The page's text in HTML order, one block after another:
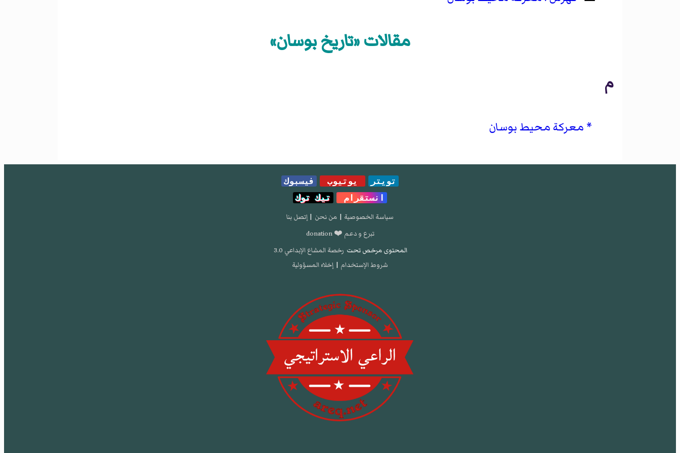
مقالات «تاريخ بوسان»
م
معركة محيط بوسان
تويتر يوتيوب
فيسبوك
انستقرام
تيك توك
سياسة الخصوصية | من نحن | إتصل بنا
تبرع و دعم ❤️ donation
المحتوى مرخص تحت رخصة المشاع الإبداعي 3.0
شروط الإستخدام | إخلاء المسؤولية